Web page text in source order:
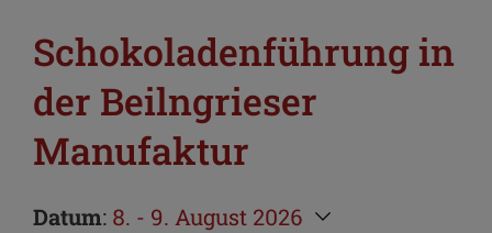
Schokoladenführung in
der Beilngrieser
Manufaktur
Datum: 8. - 9. August 2026